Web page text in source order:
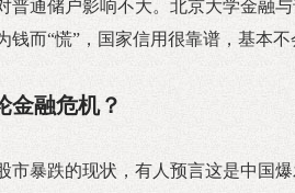
普通储户影响不大。北京大学金融
钱而“慌”，国家信用很靠谱，基本不
金融危机？
市暴跌的现状，有人预言这是中国